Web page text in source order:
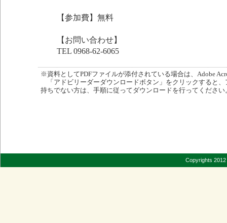
【参加費】無料
【お問い合わせ】
TEL 0968-62-6065
※資料としてPDFファイルが添付されている場合は、Adobe
「アドビリーダーダウンロードボタン」をクリックすると
持ちでない方は、手順に従ってダウンロードを行ってください
Copyrights